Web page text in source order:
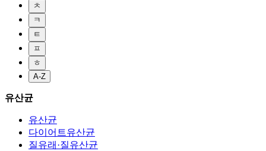
ㅊ
ㅋ
ㅌ
ㅍ
ㅎ
A-Z
유산균
유산균
다이어트유산균
질유래·질유산균